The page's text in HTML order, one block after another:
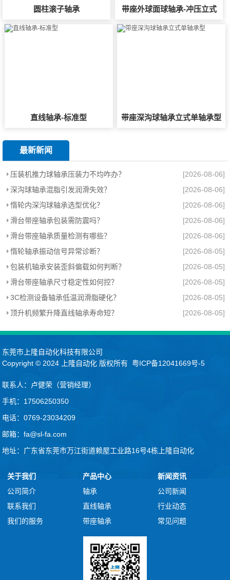
圆柱滚子轴承 带座外球面球轴承-冲压立式
直线轴承-标准型 带座深沟球轴承立式单轴承型
最新新闻
压装机推力球轴承压装力不均咋办？
[2026-08-06]
深沟球轴承混脂引发润滑失效？
[2026-08-06]
惰轮内深沟球轴承选型优化？
[2026-08-06]
滑台带座轴承包装需防震吗？
[2026-08-06]
滑台带座轴承质量检测有哪些？
[2026-08-06]
惰轮轴承振动信号异常诊断？
[2026-08-05]
包装机轴承安装歪斜偏载如何判断？
[2026-08-05]
滑台带座轴承尺寸稳定性如何控？
[2026-08-05]
3C检测设备轴承低温润滑脂硬化？
[2026-08-05]
顶升机频繁升降直线轴承寿命短？
[2026-08-05]
东莞市上隆自动化科技有限公司
Copyright © 2024
上隆自动化 版权所有粤ICP备12041669号-5
联系人：卢健荣（营销经理）
手机：17506250350
电话：0769-23034209
邮箱：fa@sl-fa.com
地址：广东省东莞市万江街道赖屋工业路16号4栋上隆自动化
关于我们
公司简介
联系我们
我们的服务
产品中心
轴承
直线轴承
带座轴承
新闻资讯
公司新闻
行业动态
常见问题